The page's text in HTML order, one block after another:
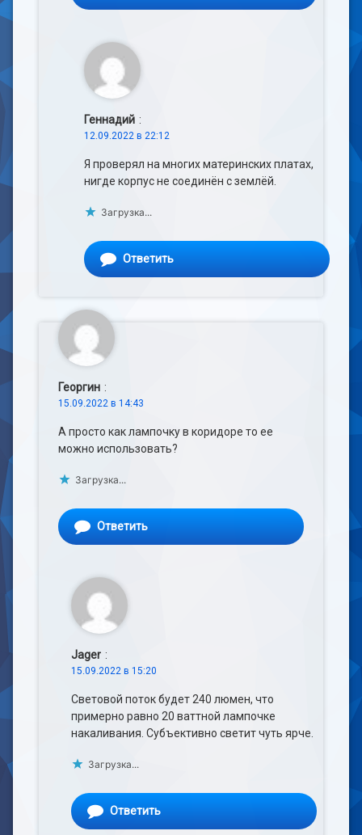
Геннадий :
12.09.2022 в 22:12
Я проверял на многих материнских платах,
нигде корпус не соединён с землёй.
Загрузка...
Ответить
Георгин :
15.09.2022 в 14:43
А просто как лампочку в коридоре то ее
можно использовать?
Загрузка...
Ответить
Jager :
15.09.2022 в 15:20
Световой поток будет 240 люмен, что
примерно равно 20 ваттной лампочке
накаливания. Субъективно светит чуть ярче.
Загрузка...
Ответить